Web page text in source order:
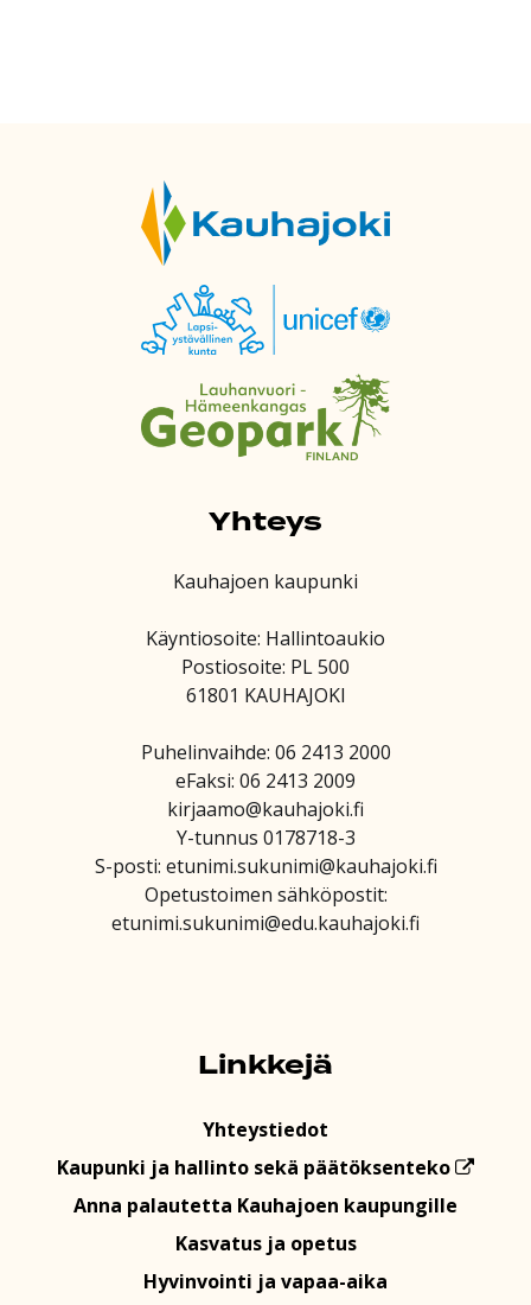
Yhteys
Kauhajoen kaupunki
Käyntiosoite: Hallintoaukio
Postiosoite: PL 500
61801 KAUHAJOKI
Puhelinvaihde: 06 2413 2000
eFaksi: 06 2413 2009
kirjaamo@kauhajoki.fi
Y-tunnus 0178718-3
S-posti: etunimi.sukunimi@kauhajoki.fi
Opetustoimen sähköpostit:
etunimi.sukunimi@edu.kauhajoki.fi
Linkkejä
Yhteystiedot
Kaupunki ja hallinto sekä päätöksenteko
Anna palautetta Kauhajoen kaupungille
Kasvatus ja opetus
Hyvinvointi ja vapaa-aika